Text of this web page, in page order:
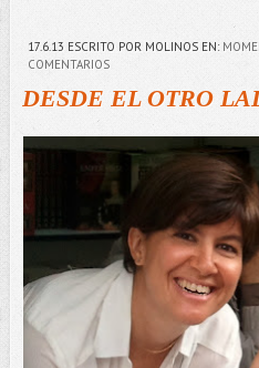
17.6.13 ESCRITO POR MOLINOS EN:
COMENTARIOS
DESDE EL OTRO